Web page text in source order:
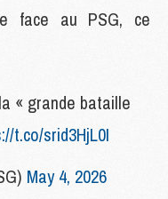
face au PSG, ce
« grande bataille
t.co/srid3HjL0I
May 4, 2026